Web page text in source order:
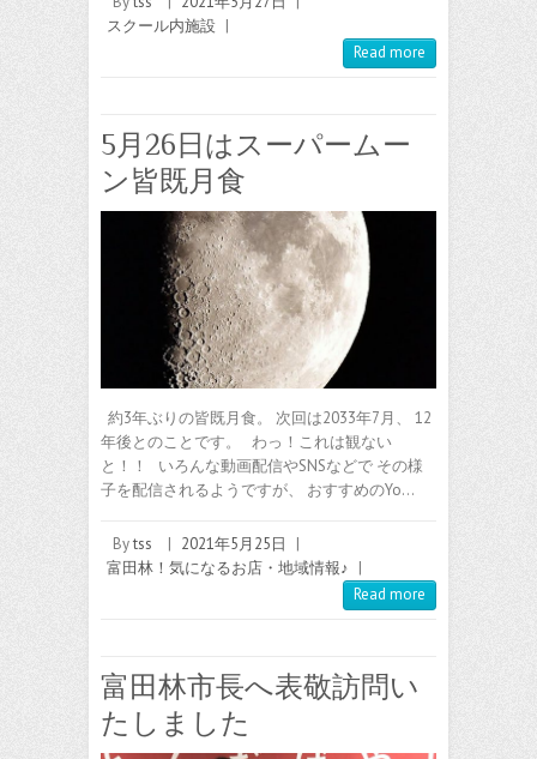
スクール内施設 |
Read more
5月26日はスーパームー
ン皆既月食
約3年ぶりの皆既月食。 次回は2033年7月、 12
年後とのことです。 わっ！これは観ない
と！！ いろんな動画配信やSNSなどで その様
子を配信されるようですが、 おすすめのYo…
Bytss | 2021年5月25日
|
富田林！気になるお店・地域情報♪ |
Read more
富田林市長へ表敬訪問い
たしました